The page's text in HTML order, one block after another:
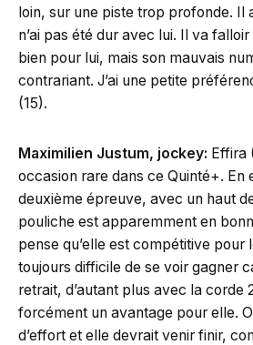
loin, sur une piste trop profonde. Il
n’ai pas été dur avec lui. Il va
bien pour lui, mais son mauvais
contrariant. J’ai une petite
(15).
Maximilien Justum, jockey: Effira
occasion rare dans ce Quinté+. En
deuxième épreuve, avec un haut
pouliche est apparemment en
pense qu’elle est compétitive pour
toujours difficile de se voir gagner
retrait, d’autant plus avec la corde
forcément un avantage pour elle.
d’effort et elle devrait venir finir,